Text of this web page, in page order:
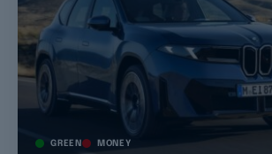
GREEN MONEY